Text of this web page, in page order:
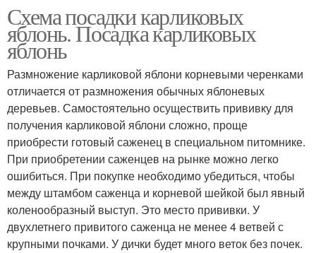
Схема посадки карликовых
яблонь. Посадка карликовых
яблонь
Размножение карликовой яблони корневыми черенками
отличается от размножения обычных яблоневых
деревьев. Самостоятельно осуществить прививку для
получения карликовой яблони сложно, проще
приобрести готовый саженец в специальном питомнике.
При приобретении саженцев на рынке можно легко
ошибиться. При покупке необходимо убедиться, чтобы
между штамбом саженца и корневой шейкой был явный
коленообразный выступ. Это место прививки. У
двухлетнего привитого саженца не менее 4 ветвей с
крупными почками. У дички будет много веток без почек.